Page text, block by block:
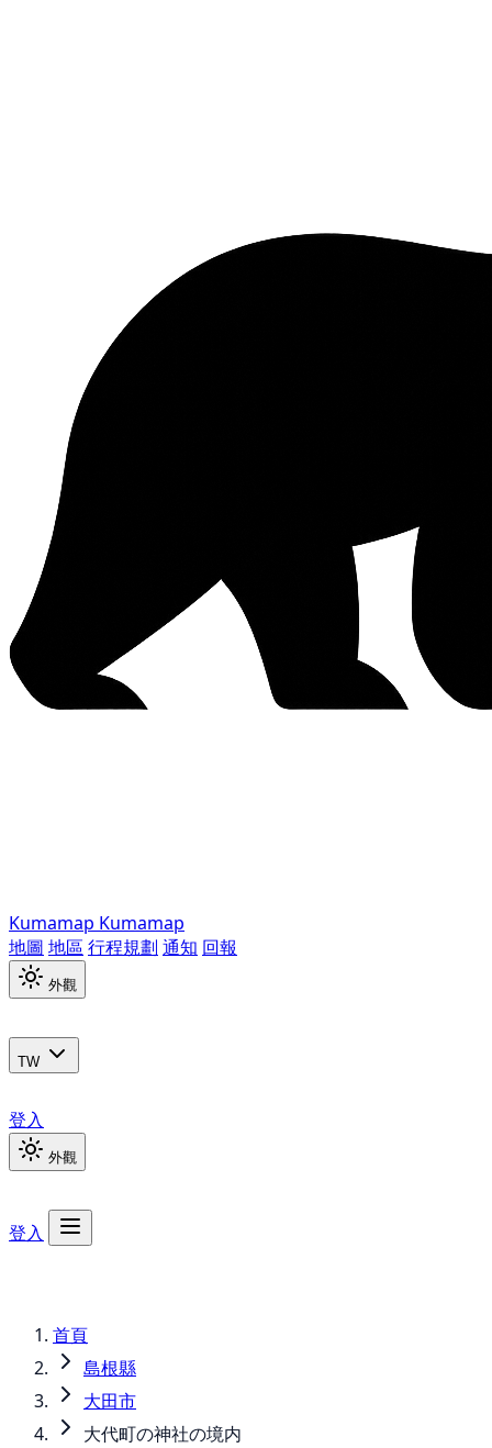
Kumamap Kumamap
地圖 地區 行程規劃 通知 回報
外觀
TW
登入
外觀
登入
首頁
島根縣
大田市
大代町の神社の境内